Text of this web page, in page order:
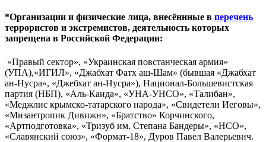
*Организации и физические лица, внесённные в перечень
террористов и экстремистов, деятельность которых
запрещена в Российской Федерации:
«Правый сектор», «Украинская повстанческая армия»
(УПА),«ИГИЛ», «Джабхат Фатх аш-Шам» (бывшая «Джабхат
ан-Нусра», «Джебхат ан-Нусра»), Национал-Большевистская
партия (НБП), «Аль-Каида», «УНА-УНСО», «Талибан»,
«Меджлис крымско-татарского народа», «Свидетели Иеговы»,
«Мизантропик Дивижн», «Братство» Корчинского,
«Артподготовка», «Тризуб им. Степана Бандеры», «НСО»,
«Славянский союз», «Формат-18», Дуров Павел Валерьевич.